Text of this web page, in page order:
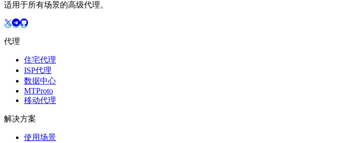
适用于所有场景的高级代理。
代理
住宅代理
ISP代理
数据中心
MTProto
移动代理
解决方案
使用场景